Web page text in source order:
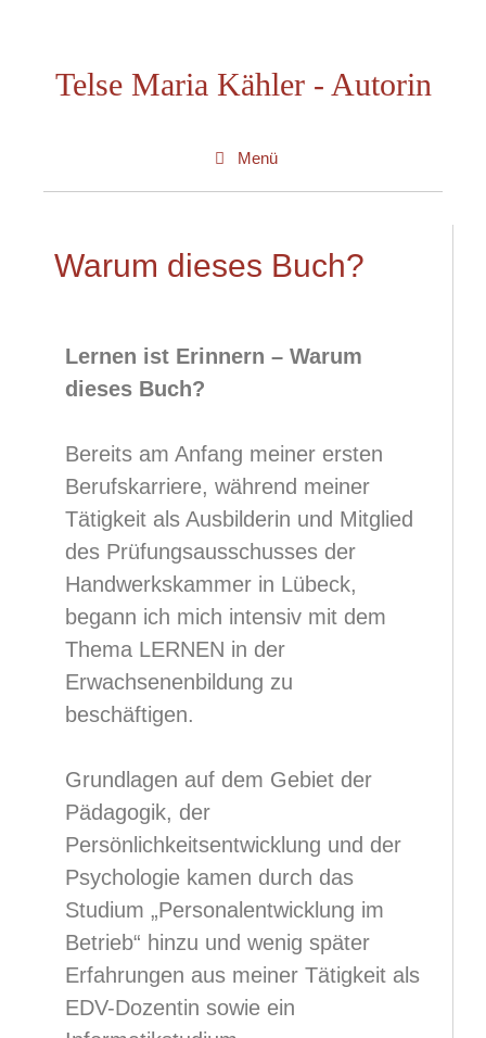
Telse Maria Kähler - Autorin
Menü
Warum dieses Buch?
Lernen ist Erinnern – Warum
dieses Buch?
Bereits am Anfang meiner ersten
Berufskarriere, während meiner
Tätigkeit als Ausbilderin und Mitglied
des Prüfungsausschusses der
Handwerkskammer in Lübeck,
begann ich mich intensiv mit dem
Thema LERNEN in der
Erwachsenenbildung zu
beschäftigen.
Grundlagen auf dem Gebiet der
Pädagogik, der
Persönlichkeitsentwicklung und der
Psychologie kamen durch das
Studium „Personalentwicklung im
Betrieb“ hinzu und wenig später
Erfahrungen aus meiner Tätigkeit als
EDV-Dozentin sowie ein